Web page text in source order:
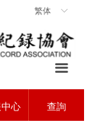
心 查詢
ꀅ
繁体
끀